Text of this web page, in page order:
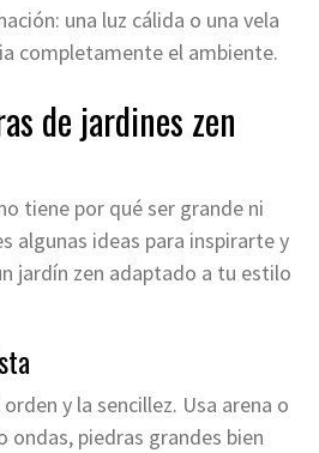
una luz cálida o una vela
completamente el ambiente.
de jardines zen
tiene por qué ser grande ni
algunas ideas para inspirarte y
jardín zen adaptado a tu estilo
y la sencillez. Usa arena o
ondas, piedras grandes bien